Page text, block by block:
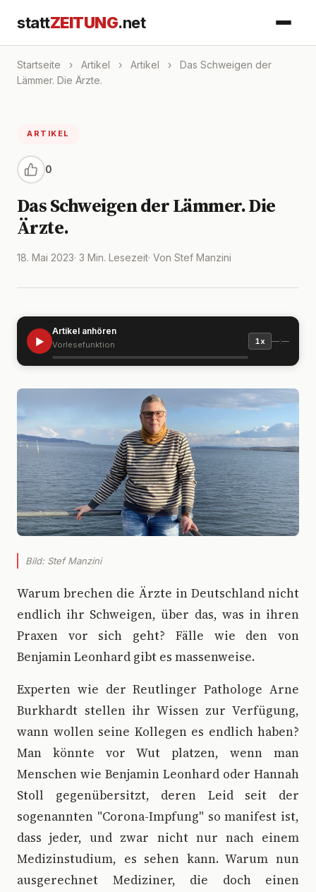
stattZEITUNG.net
Startseite › Artikel › Artikel ›
Das Schweigen der
Lämmer. Die Ärzte.
ARTIKEL
0
Das Schweigen der Lämmer. Die
Ärzte.
18. Mai 2023· 3 Min. Lesezeit· Von Stef Manzini
▶
Artikel anhören
Vorlesefunktion 1x —:—
Bild: Stef Manzini
Warum brechen die Ärzte in Deutschland nicht
endlich ihr Schweigen, über das, was in ihren
Praxen vor sich geht? Fälle wie den von
Benjamin Leonhard gibt es massenweise.
Experten wie der Reutlinger Pathologe Arne
Burkhardt stellen ihr Wissen zur Verfügung,
wann wollen seine Kollegen es endlich haben?
Man könnte vor Wut platzen, wenn man
Menschen wie Benjamin Leonhard oder Hannah
Stoll gegenübersitzt, deren Leid seit der
sogenannten "Corona-Impfung" so manifest ist,
dass jeder, und zwar nicht nur nach einem
Medizinstudium, es sehen kann. Warum nun
ausgerechnet Mediziner, die doch einen